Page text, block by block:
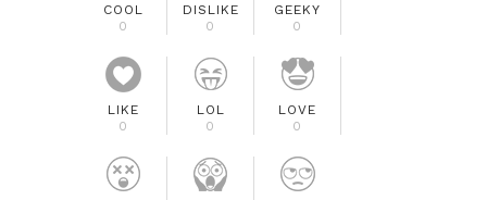
COOL
0
DISLIKE
0
GEEKY
0
LIKE
0
LOL
0
LOVE
0